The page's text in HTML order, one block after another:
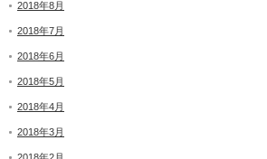
2018年8月
2018年7月
2018年6月
2018年5月
2018年4月
2018年3月